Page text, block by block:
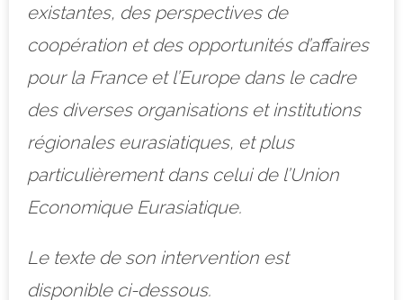
existantes, des perspectives de
coopération et des opportunités d’affaires
pour la France et l’Europe dans le cadre
des diverses organisations et institutions
régionales eurasiatiques, et plus
particulièrement dans celui de l’Union
Economique Eurasiatique.
Le texte de son intervention est
disponible ci-dessous.